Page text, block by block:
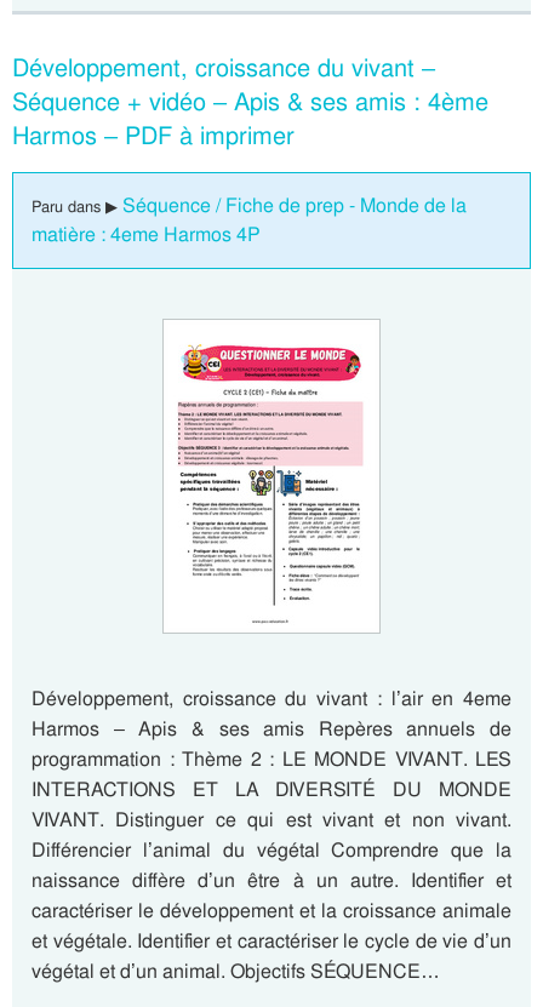
Développement, croissance du vivant –
Séquence + vidéo – Apis & ses amis : 4ème
Harmos – PDF à imprimer
Paru dans ▶ Séquence / Fiche de prep - Monde de la
matière : 4eme Harmos 4P
Développement, croissance du vivant : l’air en 4eme
Harmos – Apis & ses amis Repères annuels de
programmation : Thème 2 : LE MONDE VIVANT. LES
INTERACTIONS ET LA DIVERSITÉ DU MONDE
VIVANT. Distinguer ce qui est vivant et non vivant.
Différencier l’animal du végétal Comprendre que la
naissance diffère d’un être à un autre. Identifier et
caractériser le développement et la croissance animale
et végétale. Identifier et caractériser le cycle de vie d’un
végétal et d’un animal. Objectifs SÉQUENCE…